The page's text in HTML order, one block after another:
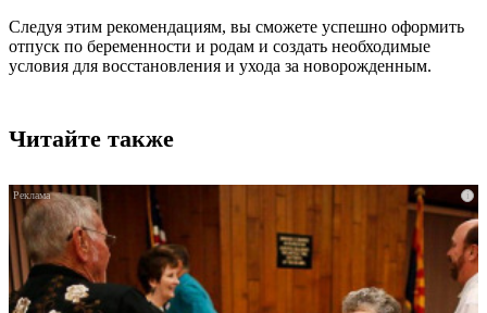
Следуя этим рекомендациям, вы сможете успешно оформить
отпуск по беременности и родам и создать необходимые
условия для восстановления и ухода за новорожденным.
Читайте также
i